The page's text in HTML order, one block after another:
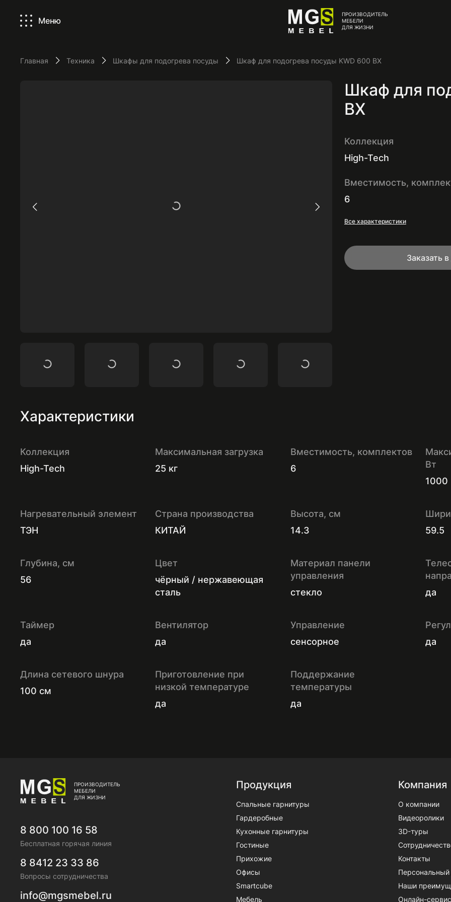
Меню
ПРОИЗВОДИТЕЛЬ
МЕБЕЛИ
ДЛЯ ЖИЗНИ
Главная Техника Шкафы для подогрева посуды Шкаф для подогрева посуды KWD 600 BX
Шкаф для
BX
Коллекция
High-Tech
Вместимость,
6
Все характеристики
Заказать
Характеристики
Коллекция
High-Tech
Максимальная загрузка
25 кг
Вместимость, комплектов
6
Вт
1000
Нагревательный элемент
ТЭН
Страна производства
КИТАЙ
Высота, см
14.3
59.5
Глубина, см
56
Цвет
чёрный / нержавеющая
сталь
Материал панели
управления
стекло
да
Таймер
да
Вентилятор
да
Управление
сенсорное
да
Длина сетевого шнура
100 см
Приготовление при
низкой температуре
да
Поддержание
температуры
да
ПРОИЗВОДИТЕЛЬ
МЕБЕЛИ
ДЛЯ ЖИЗНИ
8 800 100 16 58
Бесплатная горячая линия
8 8412 23 33 86
Вопросы сотрудничества
info@mgsmebel.ru
Продукция
Спальные гарнитуры
Гардеробные
Кухонные гарнитуры
Гостиные
Прихожие
Офисы
Smartcube
Мебель
Компания
О компании
Видеоролики
3D-туры
Контакты
Персональный
Наши
Онлайн-